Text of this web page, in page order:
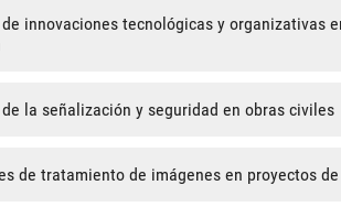
innovaciones tecnológicas y organizativas
la señalización y seguridad en obras civiles
de tratamiento de imágenes en proyectos